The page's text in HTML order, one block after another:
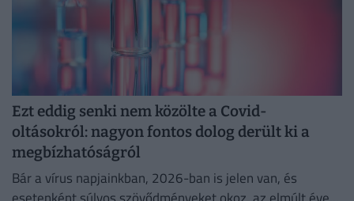
Ezt eddig senki nem közölte a Covid-
oltásokról: nagyon fontos dolog derült ki a
megbízhatóságról
Bár a vírus napjainkban, 2026-ban is jelen van, és